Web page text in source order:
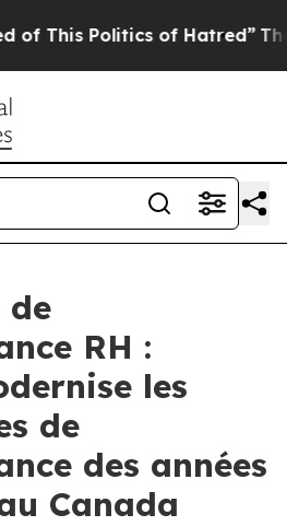
of Hatred” The Story
de
RH :
les
de
des années
Canada